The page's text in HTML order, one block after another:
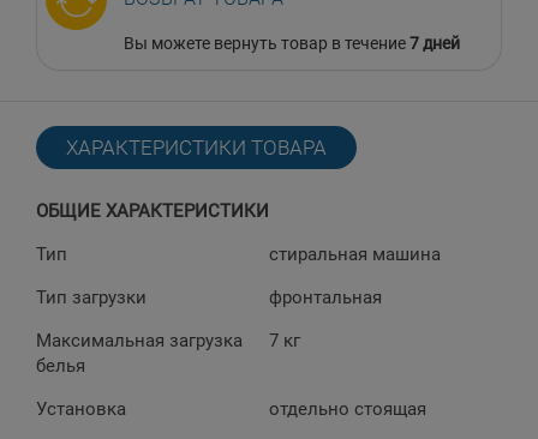
Вы можете вернуть товар в течение7 дней
ХАРАКТЕРИСТИКИ ТОВАРА
ОБЩИЕ ХАРАКТЕРИСТИКИ
Тип
стиральная машина
Тип загрузки
фронтальная
Максимальная загрузка
белья
7 кг
Установка
отдельно стоящая